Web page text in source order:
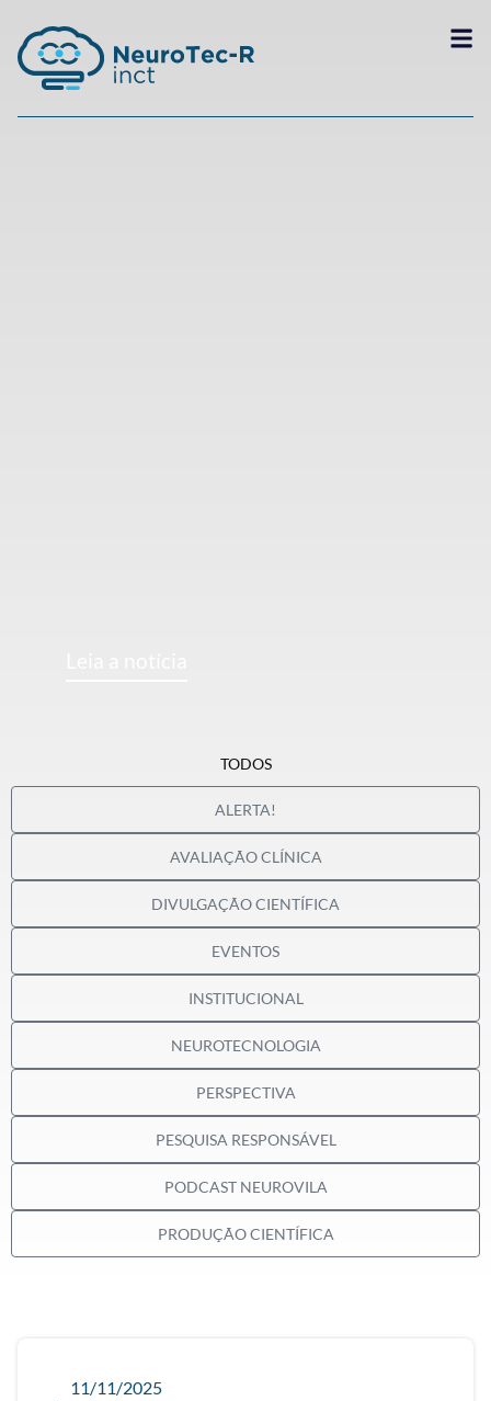
ALERTA!
AVALIAÇÃO CLÍNICA
DIVULGAÇÃO CIENTÍFICA
EVENTOS
INSTITUCIONAL
NEUROTECNOLOGIA
PERSPECTIVA
PESQUISA RESPONSÁVEL
PODCAST NEUROVILA
PRODUÇÃO CIENTÍFICA
TODOS
11/11/2025